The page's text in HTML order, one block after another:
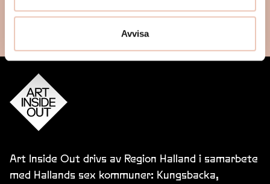
Avvisa
Art Inside Out drivs av Region Halland i samarbete
med Hallands sex kommuner: Kungsbacka,